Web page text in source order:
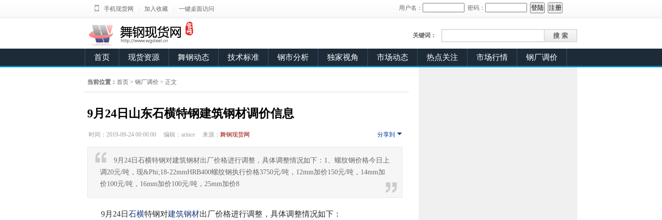
手机现货网 加入收藏 一键桌面访问 用户名： 密码：
关键词：
首页 现货资源 舞钢动态 技术标准 钢市分析 独家视角 市场动态 热点关注 市场行情 钢厂调价
当前位置： 首页 > 钢厂调价 > 正文
9月24日山东石横特钢建筑钢材调价信息
分享到
时间：2019-09-24 00:00:00 编辑：arince 来源： 舞钢现货网
9月24日石横特钢对建筑钢材出厂价格进行调整，具体调整情况如下：1、螺纹钢价格今日上
调20元/吨，现&Phi;18-22mmHRB400螺纹钢执行价格3750元/吨，12mm加价150元/吨，14mm加
价100元/吨，16mm加价100元/吨，25mm加价8
9月24日 石横特钢对建筑钢材出厂价格进行调整，具体调整情况如下：